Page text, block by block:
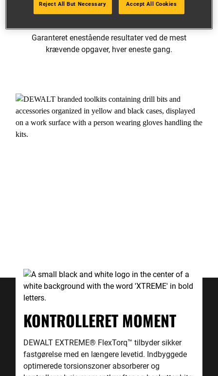
HASTIGHED
Garanteret enestående resultater ved de mest
krævende opgaver, hver eneste gang.
KONTROLLERET MOMENT
DEWALT EXTREME® FlexTorq™ tilbyder sikker
fastgørelse med en længere levetid. Indbyggede
optimerede torsionszoner absorberer og
Reject All But Necessary Accept All Cookies